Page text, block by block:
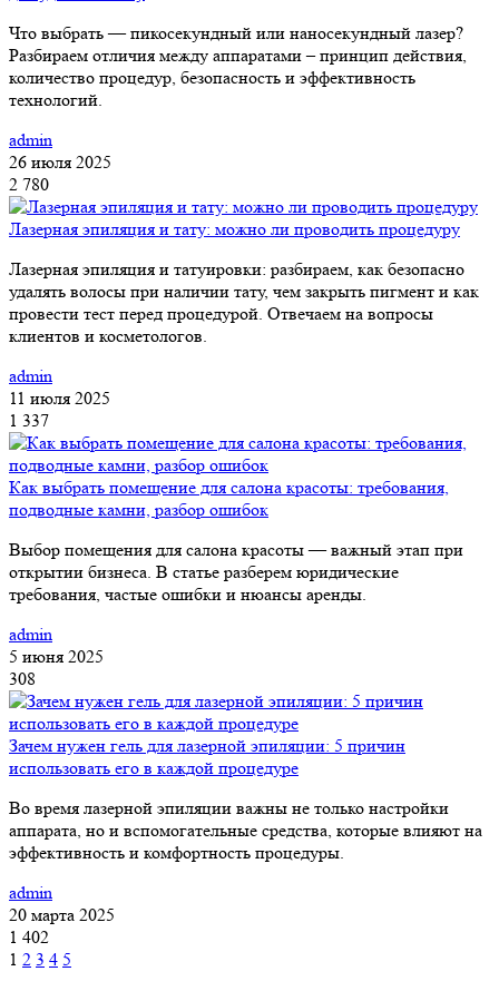
Что выбрать — пикосекундный или наносекундный лазер?
Разбираем отличия между аппаратами – принцип действия,
количество процедур, безопасность и эффективность
технологий.
admin
26 июля 2025
2 780
Лазерная эпиляция и тату: можно ли проводить процедуру
Лазерная эпиляция и татуировки: разбираем, как безопасно
удалять волосы при наличии тату, чем закрыть пигмент и как
провести тест перед процедурой. Отвечаем на вопросы
клиентов и косметологов.
admin
11 июля 2025
1 337
Как выбрать помещение для салона красоты: требования,
подводные камни, разбор ошибок
Выбор помещения для салона красоты — важный этап при
открытии бизнеса. В статье разберем юридические
требования, частые ошибки и нюансы аренды.
admin
5 июня 2025
308
Зачем нужен гель для лазерной эпиляции: 5 причин
использовать его в каждой процедуре
Во время лазерной эпиляции важны не только настройки
аппарата, но и вспомогательные средства, которые влияют на
эффективность и комфортность процедуры.
admin
20 марта 2025
1 402
1 2 3 4 5